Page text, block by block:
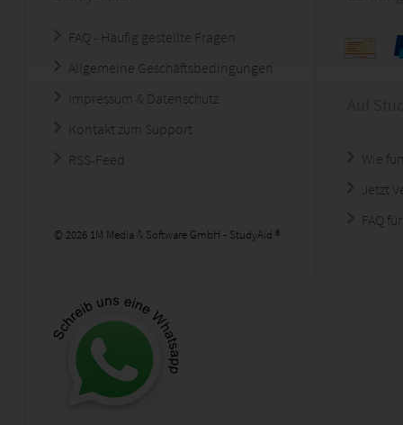
FAQ - Häufig gestellte Fragen
Allgemeine Geschäftsbedingungen
Impressum & Datenschutz
Kontakt zum Support
RSS-Feed
© 2026 1M Media & Software GmbH - StudyAid ®
Wie
Jetzt
FAQ